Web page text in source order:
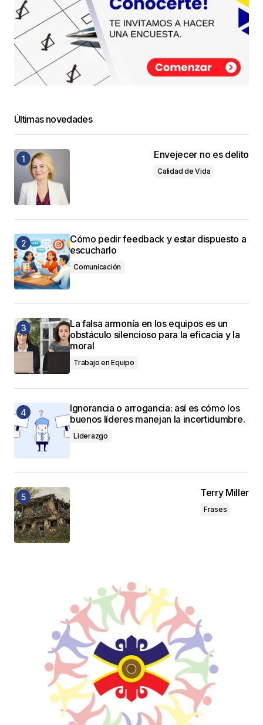
Últimas novedades
Envejecer no es delito
Calidad de Vida
Cómo pedir feedback y estar dispuesto a
escucharlo
Comunicación
La falsa armonía en los equipos es un
obstáculo silencioso para la eficacia y la
moral
Trabajo en Equipo
Ignorancia o arrogancia: así es cómo los
buenos líderes manejan la incertidumbre.
Liderazgo
Terry Miller
Frases